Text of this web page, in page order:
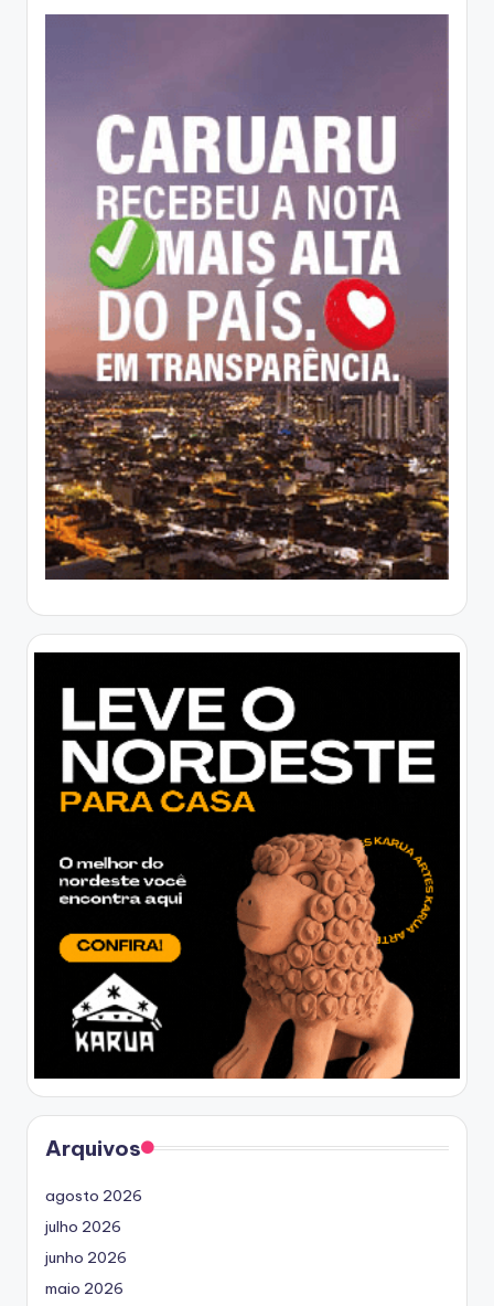
Arquivos
agosto 2026
julho 2026
junho 2026
maio 2026